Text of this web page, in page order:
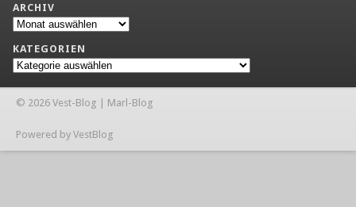
ARCHIV
Archiv
KATEGORIEN
Kategorien
© 2026 Vest-Blog | Marl-Blog
Powered by VestBlog